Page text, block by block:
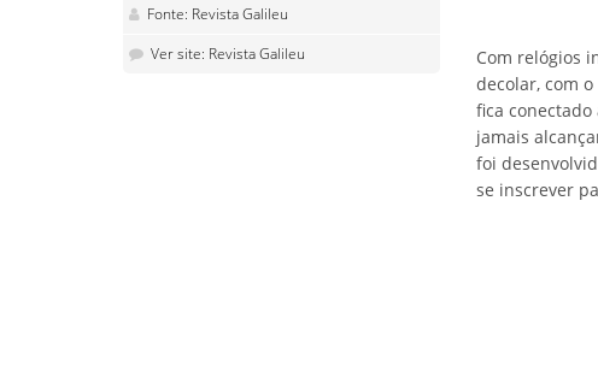
Fonte: Revista Galileu
Ver site: Revista Galileu
Com relógios
decolar, com
fica
jamais
foi
se inscrever